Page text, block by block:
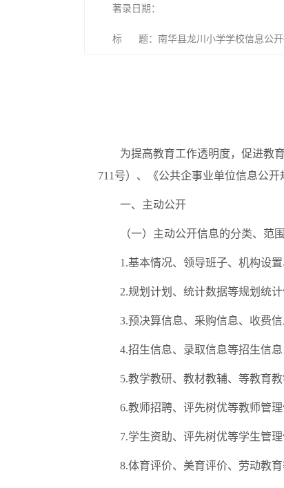
著录日期：
标 题：南华县龙川小学学校信息公开
为提高教育工作透明度，促进教
711号）、《公共企事业单位信息公
一、主动公开
（一）主动公开信息的分类、范围
1.基本情况、领导班子、机构设
2.规划计划、统计数据等规划统计
3.预决算信息、采购信息、收费信
4.招生信息、录取信息等招生信息
5.教学教研、教材教辅、等教育教
6.教师招聘、评先树优等教师管理
7.学生资助、评先树优等学生管理
8.体育评价、美育评价、劳动教育